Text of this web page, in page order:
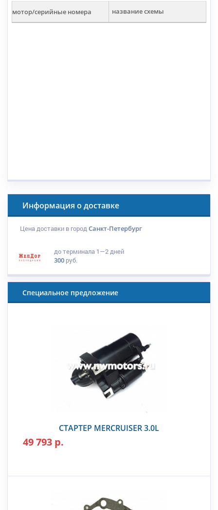
мотор/серийные номера название схемы
Информация о доставке
Цена доставки в городСанкт-Петербург
до терминала 1—2 дней
300 руб.
Специальное предложение
СТАРТЕР MERCRUISER 3.0L
49 793 р.